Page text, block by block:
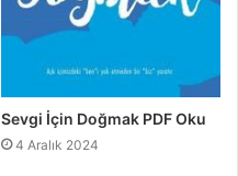
Sevgi İçin Doğmak PDF Oku
4 Aralık 2024